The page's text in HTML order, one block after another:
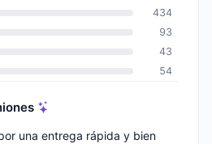
434
93
43
54
una entrega rápida y bien